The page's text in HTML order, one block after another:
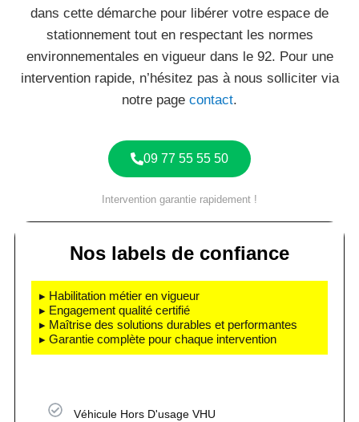
dans cette démarche pour libérer votre espace de
stationnement tout en respectant les normes
environnementales en vigueur dans le 92. Pour une
intervention rapide, n’hésitez pas à nous solliciter via
notre page contact.
09 77 55 55 50
Intervention garantie rapidement !
Nos labels de confiance
▸ Habilitation métier en vigueur
▸ Engagement qualité certifié
▸ Maîtrise des solutions durables et performantes
▸ Garantie complète pour chaque intervention
Véhicule Hors D'usage VHU